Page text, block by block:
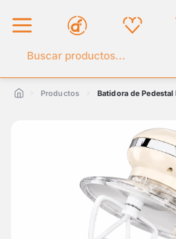
Buscar en el catálogo
Productos Batidora de Pedestal